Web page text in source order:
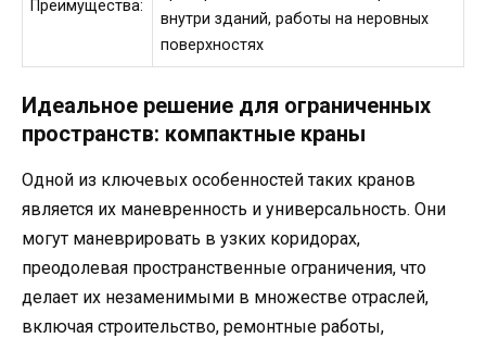
Преимущества:
внутри зданий, работы на неровных
поверхностях
Идеальное решение для ограниченных
пространств: компактные краны
Одной из ключевых особенностей таких кранов
является их маневренность и универсальность. Они
могут маневрировать в узких коридорах,
преодолевая пространственные ограничения, что
делает их незаменимыми в множестве отраслей,
включая строительство, ремонтные работы,